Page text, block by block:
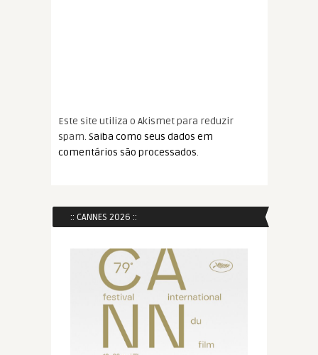
Este site utiliza o Akismet para reduzir
spam. Saiba como seus dados em
comentários são processados.
:: CANNES 2026 ::